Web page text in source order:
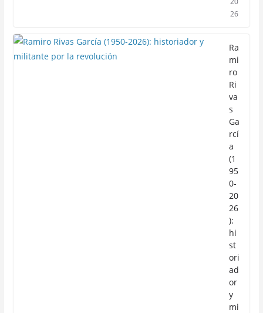
26
Ra
mi
ro
Ri
va
s
Ga
rcí
a
(1
95
0-
20
26
):
hi
st
ori
ad
or
y
mi